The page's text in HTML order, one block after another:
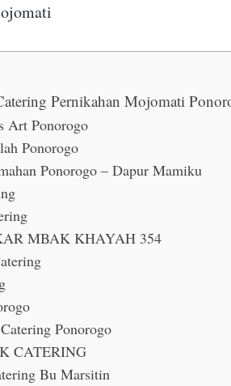
Pernikahan Mojomati
Art Ponorogo
Ponorogo
Ponorogo – Dapur Mamiku
MBAK KHAYAH 354
Ponorogo
CATERING
Bu Marsitin